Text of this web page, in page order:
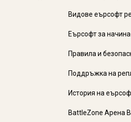
Видове еърсофт
Еърсофт за
Правила и
Поддръжка на
История на
BattleZone Арена